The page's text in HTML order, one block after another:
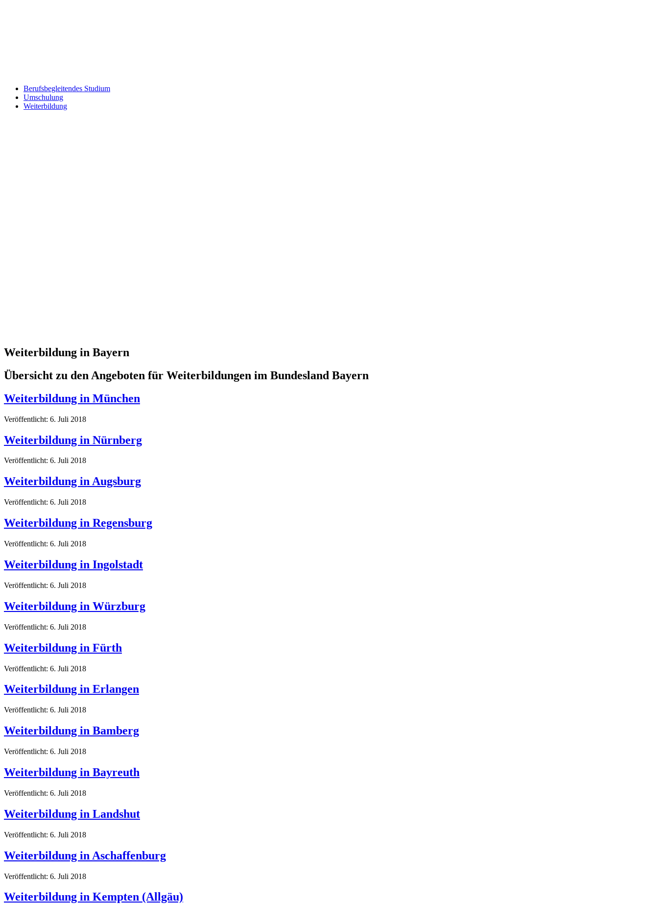
Berufsbegleitendes Studium
Umschulung
Weiterbildung
Weiterbildung in Bayern
Übersicht zu den Angeboten für Weiterbildungen im Bundesland Bayern
Weiterbildung in München
Veröffentlicht: 6. Juli 2018
Weiterbildung in Nürnberg
Veröffentlicht: 6. Juli 2018
Weiterbildung in Augsburg
Veröffentlicht: 6. Juli 2018
Weiterbildung in Regensburg
Veröffentlicht: 6. Juli 2018
Weiterbildung in Ingolstadt
Veröffentlicht: 6. Juli 2018
Weiterbildung in Würzburg
Veröffentlicht: 6. Juli 2018
Weiterbildung in Fürth
Veröffentlicht: 6. Juli 2018
Weiterbildung in Erlangen
Veröffentlicht: 6. Juli 2018
Weiterbildung in Bamberg
Veröffentlicht: 6. Juli 2018
Weiterbildung in Bayreuth
Veröffentlicht: 6. Juli 2018
Weiterbildung in Landshut
Veröffentlicht: 6. Juli 2018
Weiterbildung in Aschaffenburg
Veröffentlicht: 6. Juli 2018
Weiterbildung in Kempten (Allgäu)